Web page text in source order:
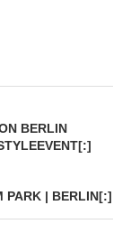
BERLIN
PARK | BERLIN[:]